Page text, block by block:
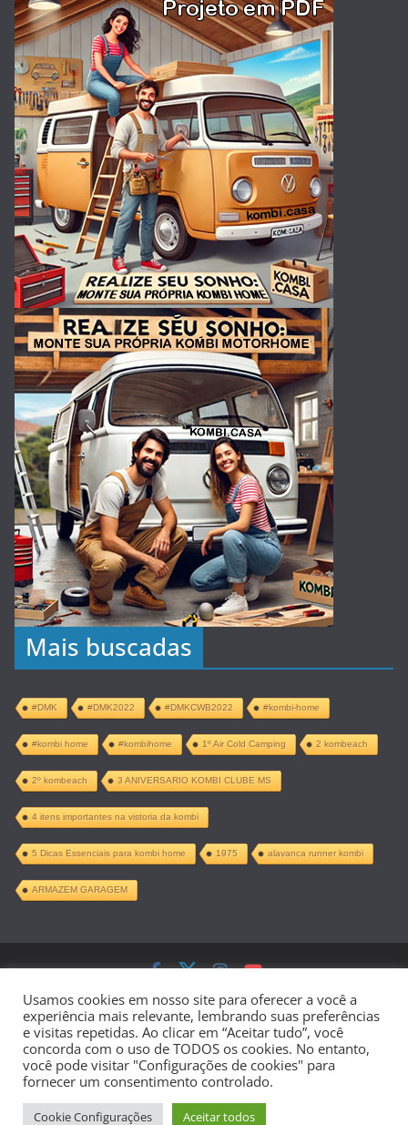
Mais buscadas
#DMK #DMK2022 #DMKCWB2022 #kombi-home
#kombi home #kombihome 1º Air Cold Camping 2 kombeach
2º kombeach 3 ANIVERSARIO KOMBI CLUBE MS
4 itens importantes na vistoria da kombi
5 Dicas Essenciais para kombi home 1975 alavanca runner kombi
ARMAZEM GARAGEM
Copyright © 2026Kombi Home –
Projeto Completo PDF. Todos os direitos
reservados.
Tema:ColorMagpor ThemeGrill.
Usamos cookies em nosso site para oferecer a você a
experiência mais relevante, lembrando suas preferências
e visitas repetidas. Ao clicar em “Aceitar tudo”, você
concorda com o uso de TODOS os cookies. No entanto,
você pode visitar "Configurações de cookies" para
fornecer um consentimento controlado.
Cookie Configurações Aceitar todos